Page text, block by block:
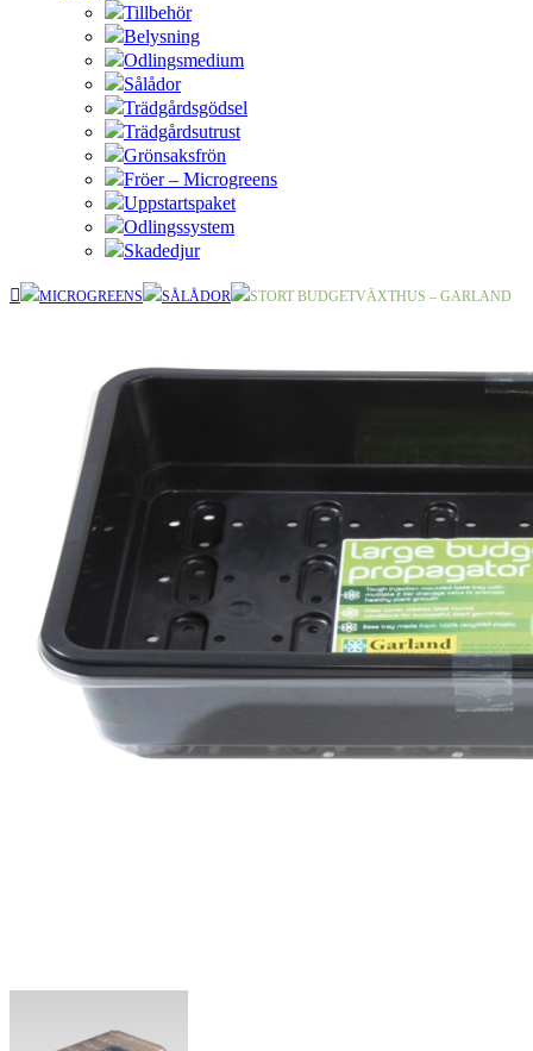
Tillbehör
Belysning
Odlingsmedium
Sålådor
Trädgårdsgödsel
Trädgårdsutrust
Grönsaksfrön
Fröer – Microgreens
Uppstartspaket
Odlingssystem
Skadedjur
MICROGREENS SÅLÅDOR STORT BUDGETVÄXTHUS – GARLAND